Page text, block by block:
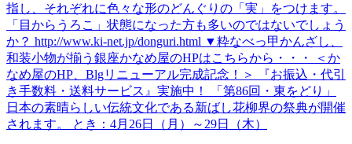
指し、それぞれに色々な形のどんぐりの「実」をつけます。
「目からうろこ」状態になった方も多いのではないでしょう
か？ http://www.ki-net.jp/donguri.html ▼粋なべっ甲かんざし、
和装小物が揃う銀座かなめ屋のHPはこちらから・・・ ＜か
なめ屋のHP、Blgリニューアル完成記念！＞ 『お振込・代引
き手数料・送料サービス』実施中！ 「第86回・東をどり」
日本の素晴らしい伝統文化である新ばし花柳界の祭典が開催
されます。 とき：4月26日（月）～29日（木）